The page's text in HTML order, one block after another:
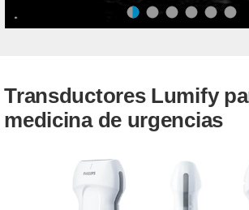
Transductores Lumify
medicina de urgencias